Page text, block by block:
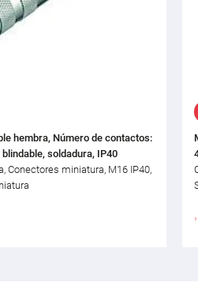
hembra, Número de contactos:
soldadura, IP40
Conectores miniatura, M16 IP40,